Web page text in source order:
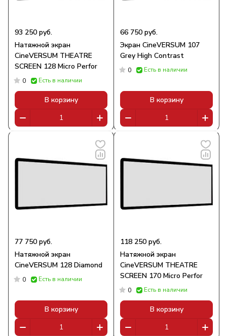
93 250 руб.
Натяжной экран
CineVERSUM THEATRE
SCREEN 128 Micro Perfor
0 Есть в наличии
В корзину
66 750 руб.
Экран CineVERSUM 107
Grey High Contrast
0 Есть в наличии
В корзину
77 750 руб.
Натяжной экран
CineVERSUM 128 Diamond
0 Есть в наличии
В корзину
118 250 руб.
Натяжной экран
CineVERSUM THEATRE
SCREEN 170 Micro Perfor
0 Есть в наличии
В корзину